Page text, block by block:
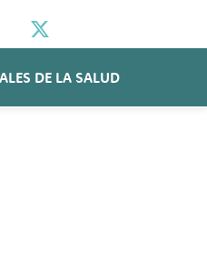
DE LA SALUD